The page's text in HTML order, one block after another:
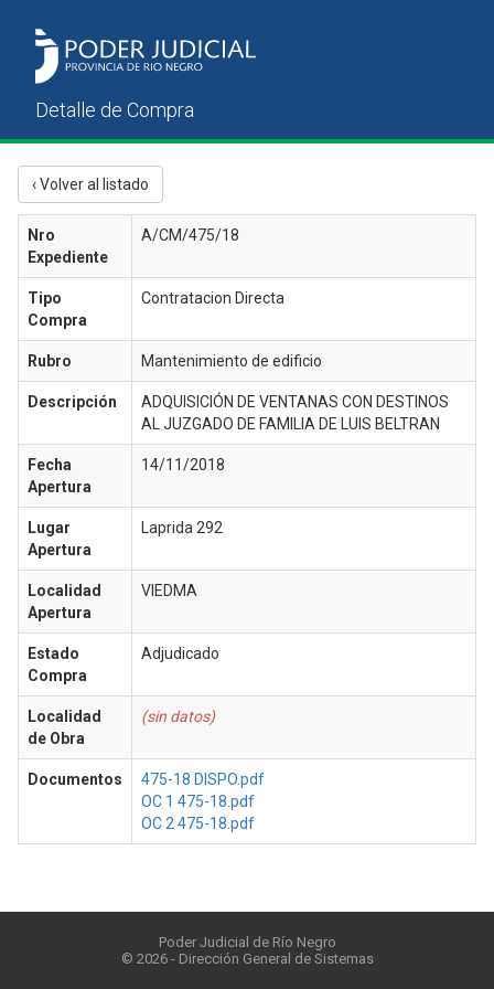
‹ Volver al listado
Nro
Expediente
A/CM/475/18
Tipo
Compra
Contratacion Directa
Rubro Mantenimiento de edificio
Descripción
ADQUISICIÓN DE VENTANAS CON DESTINOS
AL JUZGADO DE FAMILIA DE LUIS BELTRAN
Fecha
Apertura
14/11/2018
Lugar
Apertura
Laprida 292
Localidad
Apertura
VIEDMA
Estado
Compra
Adjudicado
Localidad
de Obra
(sin datos)
Documentos
475-18 DISPO.pdf
OC 1 475-18.pdf
OC 2 475-18.pdf